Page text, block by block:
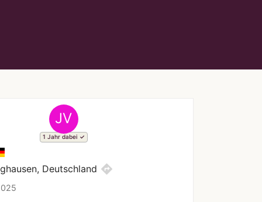
JV
1 Jahr dabei
Deutschland directions